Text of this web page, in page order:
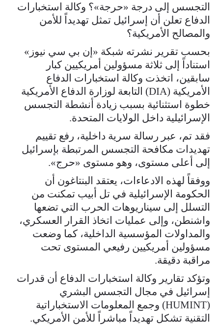
التجسس إلى درجة «حرجة»؟ وكالة استخبارات
الدفاع تعلن أن إسرائيل تمثل تهديداً للأمن
والمصالح الأمريكية؟
بحسب تقرير نشرته شبكة «إن بي سي نيوز»
استناداً إلى ثلاثة مسؤولين أمريكيين كبار
سابقين، اتخذت وكالة استخبارات الدفاع
الأمريكية (DIA) التابعة لوزارة الدفاع الأمريكية
خطوة استثنائية بسبب زيادة أنشطة التجسس
الإسرائيلية داخل الولايات المتحدة.
فقد تم، عبر رسالة سرية داخلية، رفع تقييم
تهديدات مكافحة التجسس المرتبطة بإسرائيل
إلى أعلى مستوى، وهو مستوى «حرج».
ووفقاً لهذه الادعاءات، يعتقد البنتاغون أن
الحكومة الإسرائيلية في تل أبيب تمكنت من
التسلل إلى سيناريوهات الحرب التي تضعها
واشنطن، وإلى عمليات اتخاذ القرار العسكري،
والمداولات المؤسسية الداخلية، كما وضعت
مسؤولين أمريكيين رفيعي المستوى تحت
مراقبة دقيقة.
وتؤكد تقارير وكالة استخبارات الدفاع أن قدرات
إسرائيل في مجال التجسس البشري
(HUMINT) وجمع المعلومات الاستخباراتية
التقنية تشكل تهديداً مباشراً للأمن الأمريكي.